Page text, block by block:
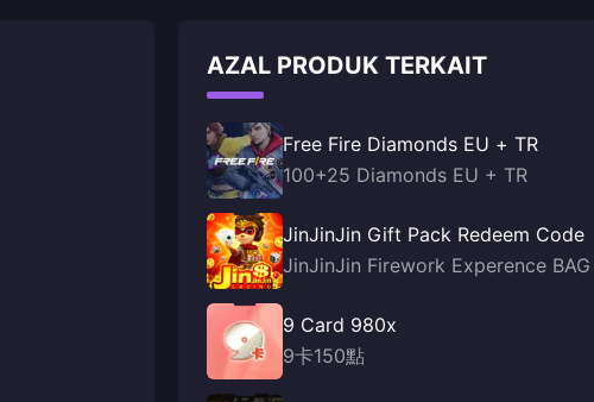
AZAL PRODUK TERKAIT
Free Fire Diamonds EU + TR
100+25 Diamonds EU + TR
JinJinJin Gift Pack Redeem Code
JinJinJin Firework Experence BAG
9 Card 980x
9卡150點